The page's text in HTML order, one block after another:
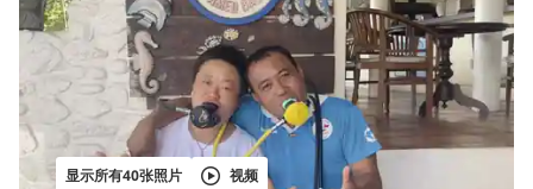
显示所有40张照片 视频